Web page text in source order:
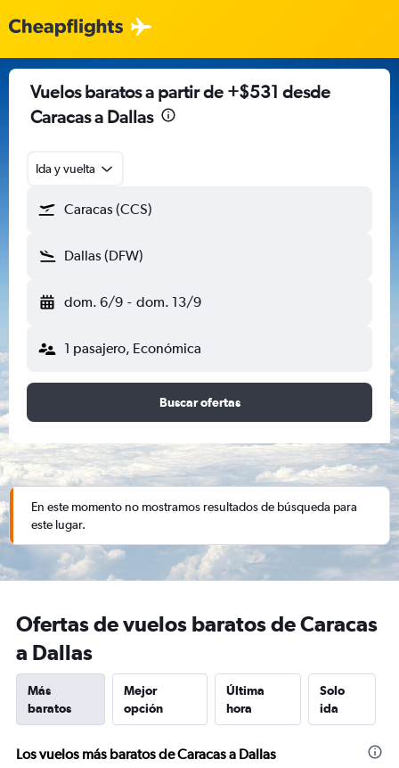
Vuelos baratos a partir de +$531 desde
Caracas a Dallas
Ida y vuelta
Caracas (CCS)
Dallas (DFW)
dom. 6/9 - dom. 13/9
1 pasajero, Económica
Buscar ofertas
En este momento no mostramos resultados de búsqueda para
este lugar.
Ofertas de vuelos baratos de Caracas
a Dallas
Más
baratos
Mejor
opción
Última
hora
Solo
ida
Los vuelos más baratos de Caracas a Dallas